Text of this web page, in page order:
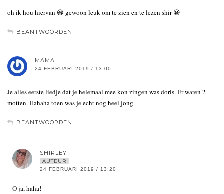
oh ik hou hiervan 😀 gewoon leuk om te zien en te lezen shir 😀
BEANTWOORDEN
MAMA
24 FEBRUARI 2019 / 13:00
Je alles eerste liedje dat je helemaal mee kon zingen was doris. Er waren 2
motten. Hahaha toen was je echt nog heel jong.
BEANTWOORDEN
SHIRLEY
AUTEUR
24 FEBRUARI 2019 / 13:20
O ja, haha!